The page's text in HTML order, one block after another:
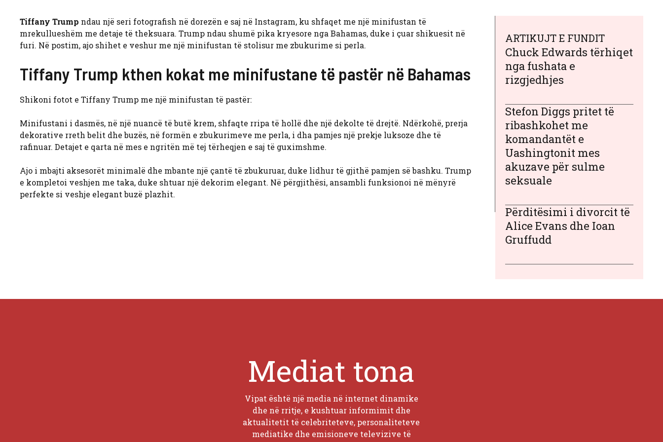
Tiffany Trump ndau një seri fotografish në dorezën e saj në Instagram, ku shfaqet me një minifustan të
mrekullueshëm me detaje të theksuara. Trump ndau shumë pika kryesore nga Bahamas, duke i çuar shikuesit në
furi. Në postim, ajo shihet e veshur me një minifustan të stolisur me zbukurime si perla.
Tiffany Trump kthen kokat me minifustane të pastër në Bahamas
Shikoni fotot e Tiffany Trump me një minifustan të pastër:
Minifustani i dasmës, në një nuancë të butë krem, shfaqte rripa të hollë dhe një dekolte të drejtë. Ndërkohë, prerja
dekorative rreth belit dhe buzës, në formën e zbukurimeve me perla, i dha pamjes një prekje luksoze dhe të
rafinuar. Detajet e qarta në mes e ngritën më tej tërheqjen e saj të guximshme.
Ajo i mbajti aksesorët minimalë dhe mbante një çantë të zbukuruar, duke lidhur të gjithë pamjen së bashku. Trump
e kompletoi veshjen me taka, duke shtuar një dekorim elegant. Në përgjithësi, ansambli funksionoi në mënyrë
perfekte si veshje elegant buzë plazhit.
ARTIKUJT E FUNDIT
Chuck Edwards tërhiqet
nga fushata e
rizgjedhjes
Stefon Diggs pritet të
ribashkohet me
komandantët e
Uashingtonit mes
akuzave për sulme
seksuale
Përditësimi i divorcit të
Alice Evans dhe Ioan
Gruffudd
Mediat tona
Vipat është një media në internet dinamike
dhe në rritje, e kushtuar informimit dhe
aktualitetit të celebriteteve, personaliteteve
mediatike dhe emisioneve televizive të